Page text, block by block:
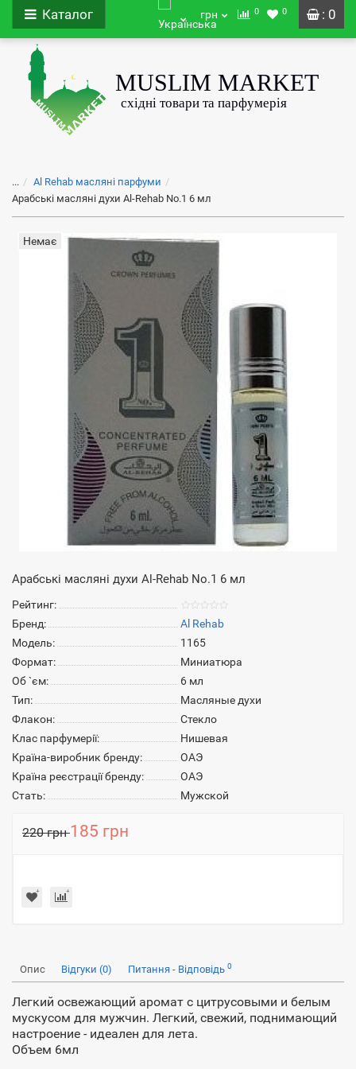
: 0
Каталог грн 0 0
...
Al Rehab масляні парфуми
Арабські масляні духи Al-Rehab No.1 6 мл
Немає
Арабські масляні духи Al-Rehab No.1 6 мл
Рейтинг:
Бренд:
Al Rehab
Модель:
1165
Формат:
Миниатюра
Об `єм:
6 мл
Тип:
Масляные духи
Флакон:
Стекло
Клас парфумерії:
Нишевая
Країна-виробник бренду:
ОАЭ
Країна реєстрації бренду:
ОАЭ
Стать:
Мужской
220 грн185 грн
Опис Відгуки (0) Питання - Відповідь 0
Легкий освежающий аромат с цитрусовыми и белым
мускусом для мужчин. Легкий, свежий, поднимающий
настроение - идеален для лета.
Объем 6мл